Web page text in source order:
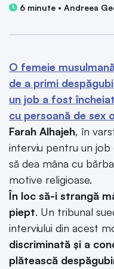
6 minute • Andreea
O femeie
de a primi
un job a fost
cu persoană de sex
Farah Alhajeh, în
interviu pentru un
să dea mâna cu
motive religioase.
În loc să-i strangă
piept. Un tribunal
interviului din acest
discriminată și a
plătească